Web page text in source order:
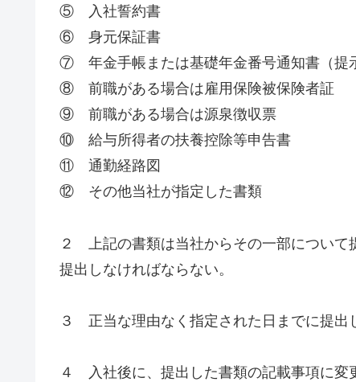
⑤ 入社誓約書
⑥ 身元保証書
⑦ 年金手帳または基礎年金番号通知書（提
⑧ 前職がある場合は雇用保険被保険者証
⑨ 前職がある場合は源泉徴収票
⑩ 給与所得者の扶養控除等申告書
⑪ 通勤経路図
⑫ その他当社が指定した書類
２ 上記の書類は当社からその一部について
提出しなければならない。
３ 正当な理由なく指定された日までに提出
４ 入社後に、提出した書類の記載事項に変